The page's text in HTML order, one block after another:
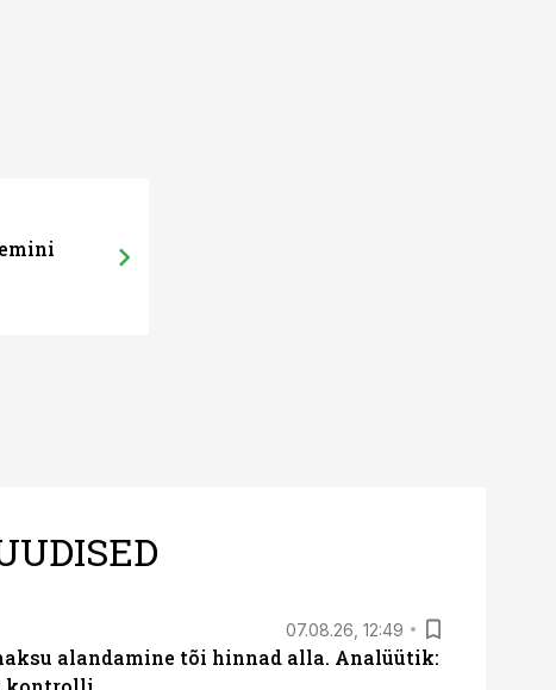
07.08.26, 12:49
alandamine tõi hinnad alla. Analüütik: